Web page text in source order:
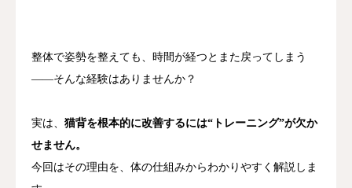
整体で姿勢を整えても、時間が経つとまた戻ってしまう
——そんな経験はありませんか？
実は、 猫背を根本的に改善するには“トレーニング”が欠か
せません。
今回はその理由を、体の仕組みからわかりやすく解説しま